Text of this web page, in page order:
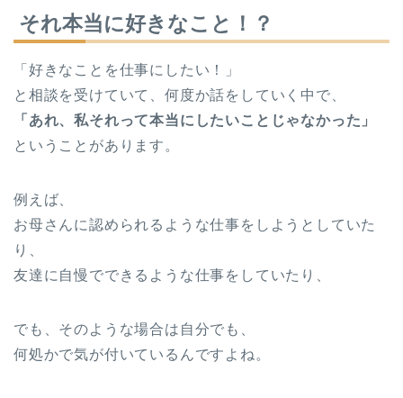
それ本当に好きなこと！？
「好きなことを仕事にしたい！」
と相談を受けていて、何度か話をしていく中で、
「あれ、私それって本当にしたいことじゃなかった」
ということがあります。
例えば、
お母さんに認められるような仕事をしようとしていた
り、
友達に自慢でできるような仕事をしていたり、
でも、そのような場合は自分でも、
何処かで気が付いているんですよね。